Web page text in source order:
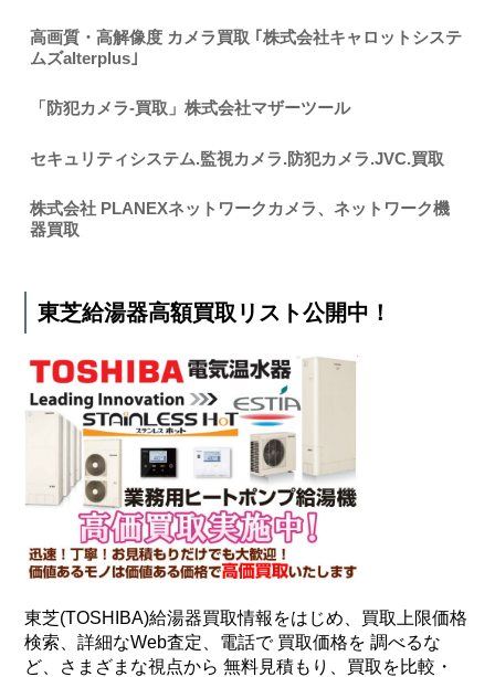
高画質・高解像度 カメラ買取 ｢株式会社キャロットシステ
ムズalterplus｣
「防犯カメラ-買取」株式会社マザーツール
セキュリティシステム.監視カメラ.防犯カメラ.JVC.買取
株式会社 PLANEXネットワークカメラ、ネットワーク機
器買取
東芝給湯器高額買取リスト公開中！
東芝(TOSHIBA)給湯器買取情報をはじめ、買取上限価格
検索、詳細なWeb査定、電話で 買取価格を 調べるな
ど、さまざまな視点から 無料見積もり、買取を比較・